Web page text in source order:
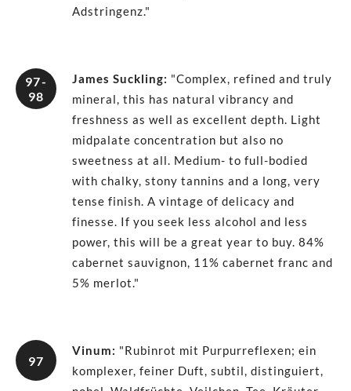
Adstringenz."
97-
98
James Suckling: "Complex, refined and truly
mineral, this has natural vibrancy and
freshness as well as excellent depth. Light
midpalate concentration but also no
sweetness at all. Medium- to full-bodied
with chalky, stony tannins and a long, very
tense finish. A vintage of delicacy and
finesse. If you seek less alcohol and less
power, this will be a great year to buy. 84%
cabernet sauvignon, 11% cabernet franc and
5% merlot."
97
Vinum: "Rubinrot mit Purpurreflexen; ein
komplexer, feiner Duft, subtil, distinguiert,